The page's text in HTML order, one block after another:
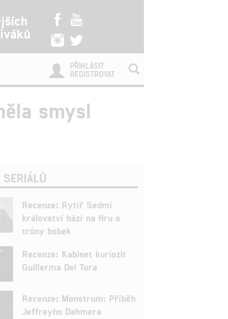
PŘIHLÁSIT
REGISTROVAT
smysl
SERIÁLŮ
Recenze: Rytíř Sedmi
království hází na Hru o
trůny bobek
Recenze: Kabinet kuriozit
Guillerma Del Tora
Recenze: Monstrum: Příběh
Jeffreyho Dahmera